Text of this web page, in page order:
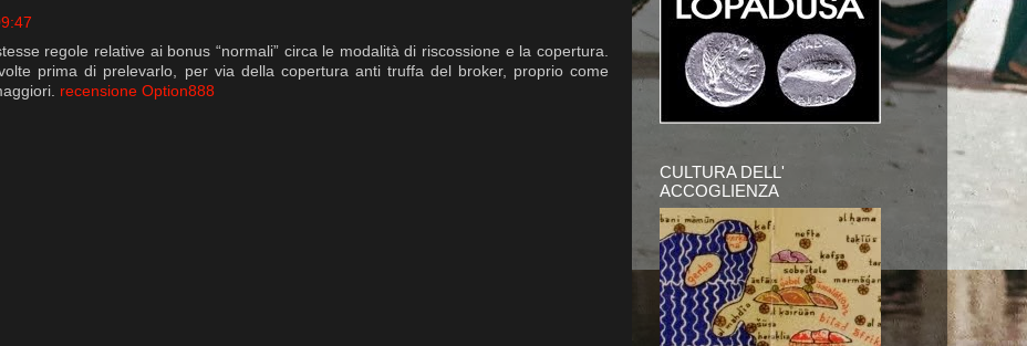
regole relative ai bonus “normali” circa le modalità di riscossione e la copertura.
prima di prelevarlo, per via della copertura anti truffa del broker, proprio come
recensione Option888
CULTURA DELL'
ACCOGLIENZA